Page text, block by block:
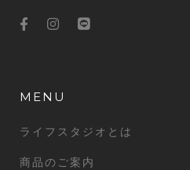
MENU
ライフスタジオとは
商品のご案内